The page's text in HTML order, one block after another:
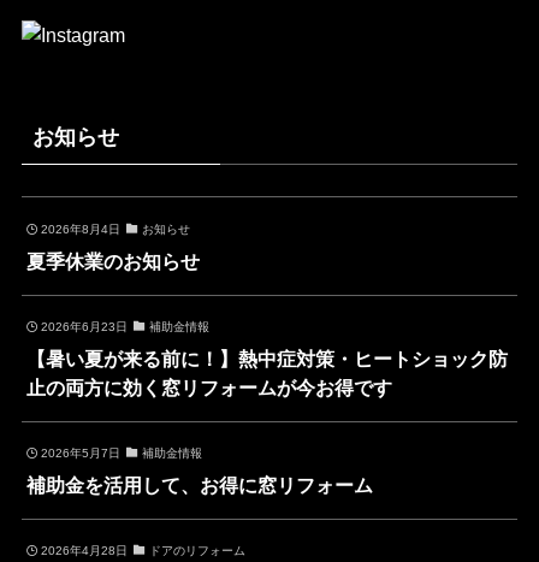
お知らせ
2026年8月4日 お知らせ
夏季休業のお知らせ
2026年6月23日 補助金情報
【暑い夏が来る前に！】熱中症対策・ヒートショック防
止の両方に効く窓リフォームが今お得です
2026年5月7日 補助金情報
補助金を活用して、お得に窓リフォーム
2026年4月28日 ドアのリフォーム